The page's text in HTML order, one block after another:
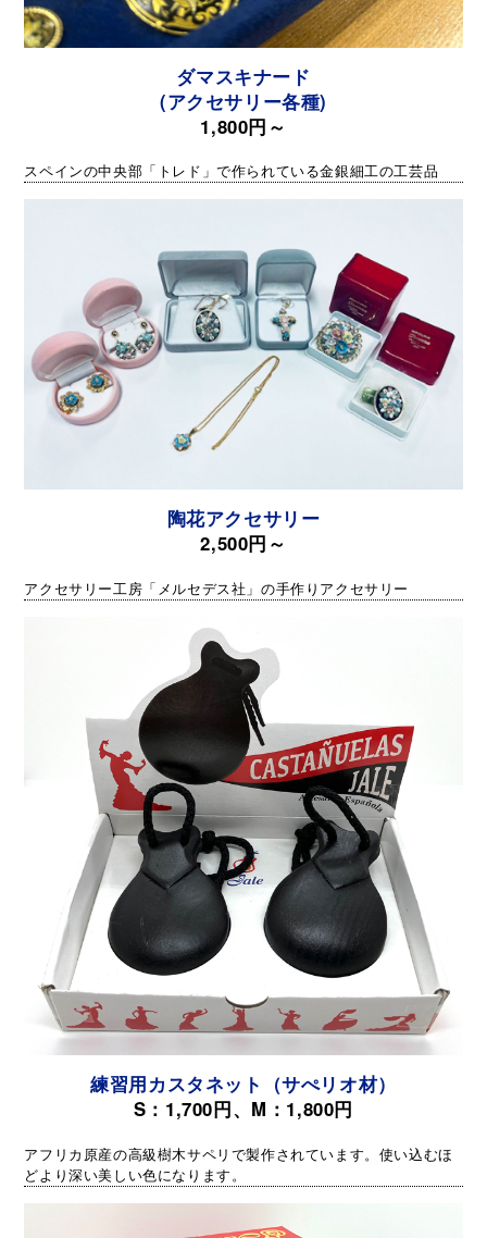
ダマスキナード
(アクセサリー各種)
1,800円～
スペインの中央部「トレド」で作られている金銀細工の工芸品
陶花アクセサリー
2,500円～
アクセサリー工房「メルセデス社」の手作りアクセサリー
練習用カスタネット（サぺリオ材）
S：1,700円、M：1,800円
アフリカ原産の高級樹木サペリで製作されています。使い込むほ
どより深い美しい色になります。